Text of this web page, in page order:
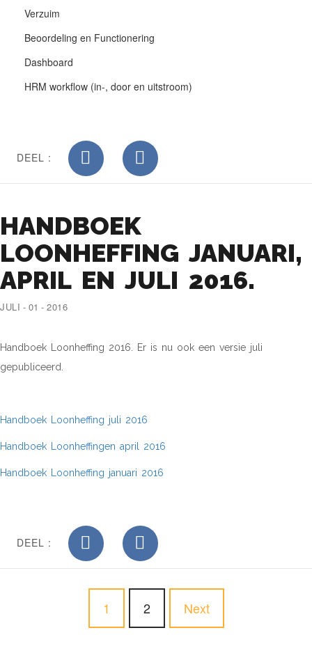
Verzuim
Beoordeling en Functionering
Dashboard
HRM workflow (in-, door en uitstroom)
DEEL :
HANDBOEK
LOONHEFFING JANUARI,
APRIL EN JULI 2016.
JULI - 01 - 2016
Handboek Loonheffing 2016. Er is nu ook een versie juli
gepubliceerd.
Handboek Loonheffing juli 2016
Handboek Loonheffingen april 2016
Handboek Loonheffing januari 2016
DEEL :
1 2 Next